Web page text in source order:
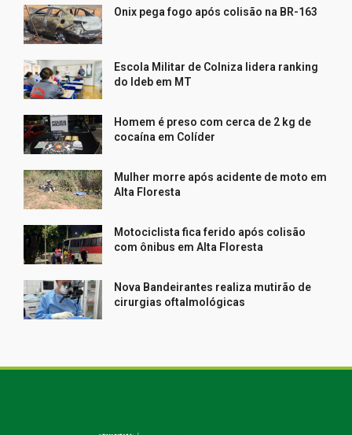
Onix pega fogo após colisão na BR-163
Escola Militar de Colniza lidera ranking
do Ideb em MT
Homem é preso com cerca de 2 kg de
cocaína em Colíder
Mulher morre após acidente de moto em
Alta Floresta
Motociclista fica ferido após colisão
com ônibus em Alta Floresta
Nova Bandeirantes realiza mutirão de
cirurgias oftalmológicas